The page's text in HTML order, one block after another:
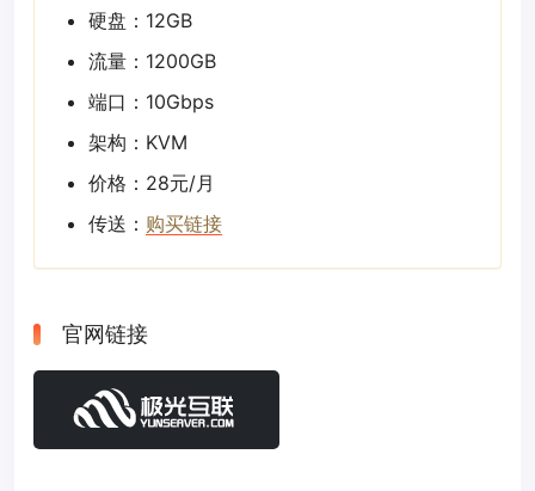
硬盘：12GB
流量：1200GB
端口：10Gbps
架构：KVM
价格：28元/月
传送： 购买链接
官网链接